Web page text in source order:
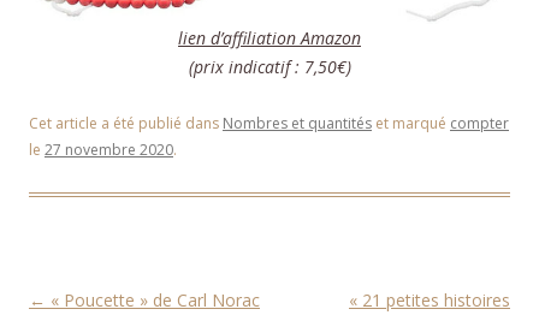
lien d’affiliation Amazon
(prix indicatif : 7,50€)
Cet article a été publié dans Nombres et quantités et marqué compter
le 27 novembre 2020.
Navigation des articles
← « Poucette » de Carl Norac
« 21 petites histoires